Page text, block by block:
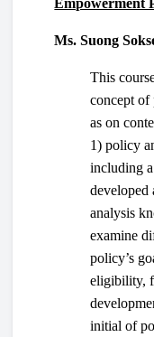
Empowerment
Ms. Suong
This
concept
as on
1) policy
including
developed
analysis
examine
policy’s
eligibility,
initial of